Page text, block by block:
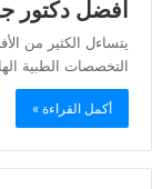
أفضل دكتور
يتساءل الكثير من
التخصصات الطبية
أكمل القراءة »